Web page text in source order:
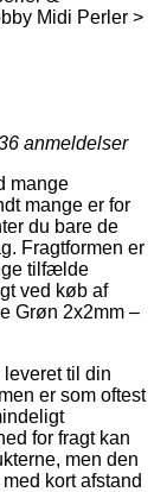
Midi Perler >
anmeldelser
mange
mange er for
du bare de
Fragtformen er
tilfælde
ved køb af
Grøn 2x2mm –
til din
er som oftest
for fragt kan
men den
kort afstand